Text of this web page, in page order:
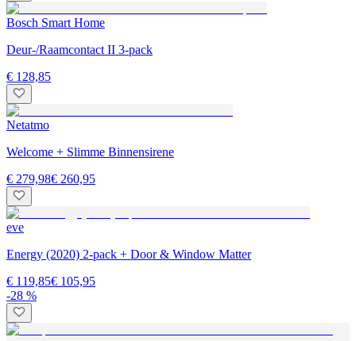
Bosch Smart Home
Deur-/Raamcontact II 3-pack
€ 128,85
Netatmo
Welcome + Slimme Binnensirene
€ 279,98€ 260,95
eve
Energy (2020) 2-pack + Door & Window Matter
€ 119,85€ 105,95
-28 %